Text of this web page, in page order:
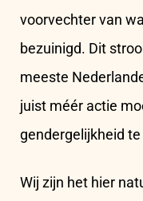
voorvechter van
bezuinigd. Dit
meeste
juist méér actie
gendergelijkheid
Wij zijn het hier